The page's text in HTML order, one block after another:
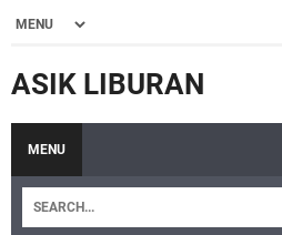
ASIK LIBURAN
MENU